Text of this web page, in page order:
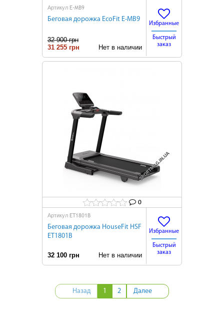
Артикул E-MB9
Беговая дорожка EcoFit E-MB9
32 900 грн
31 255 грн
Нет в наличии
Избранные
Быстрый
заказ
0
Артикул ET1801B
Беговая дорожка HouseFit HSF
ET1801B
32 100 грн Нет в наличии
Избранные
Быстрый
заказ
Назад 1 2 Далее